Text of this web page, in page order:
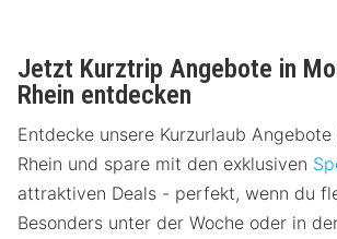
Jetzt Kurztrip Angebote in
Rhein entdecken
Entdecke unsere Kurzurlaub
Rhein und spare mit den exklusiven
attraktiven Deals - perfekt, wenn du
Besonders unter der Woche oder in